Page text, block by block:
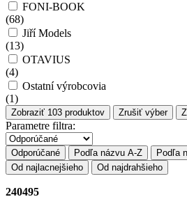
FONI-BOOK
(68)
Jiří Models
(13)
OTAVIUS
(4)
Ostatní výrobcovia
(1)
Zobraziť 103 produktov Zrušiť výber
Parametre filtra:
Odporúčané Podľa názvu A-Z
Podľa
Od najlacnejšieho
Od najdrahšieho
240495